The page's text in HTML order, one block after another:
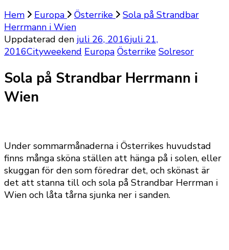
Hem
Europa Österrike
Sola på Strandbar
Herrmann i Wien
Uppdaterad den juli 26, 2016juli 21,
2016Cityweekend Europa Österrike Solresor
Sola på Strandbar Herrmann i
Wien
Under sommarmånaderna i Österrikes huvudstad
finns många sköna ställen att hänga på i solen, eller
skuggan för den som föredrar det, och skönast är
det att stanna till och sola på Strandbar Herrman i
Wien och låta tårna sjunka ner i sanden.